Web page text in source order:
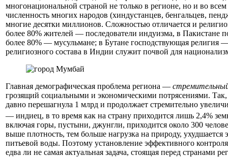
многонациональной страной не только в регионе, но и во
численность многих народов (хиндустанцев, бенгальцев,
многие десятки миллионов. Сложностью отличается и
более 80% жителей — последователи индуизма, в Пакистане
более 80% — мусульмане; в Бутане господствующая религия
религиозного состава в Индии служит почвой для
Главная демографическая проблема региона —
грозящий социальными и экономическими потрясениями.
давно перешагнула 1 млрд и продолжает стремительно
— индиец, в то время как на страну приходится лишь 2,4%
включая горы, пустыни, джунгли, приходится около 300
выше плотность, тем больше нагрузка на природу, ухудшается
питьевой воды. Поэтому установление эффективного
едва ли не самая актуальная задача, стоящая перед странами